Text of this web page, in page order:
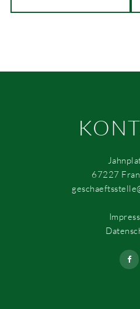
67227